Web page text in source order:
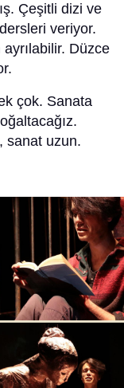
Çeşitli dizi ve
veriyor.
Düzce
çok. Sanata
sanat uzun.